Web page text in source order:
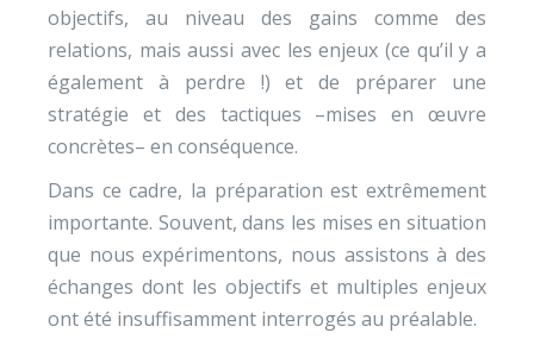
objectifs, au niveau des gains comme des
relations, mais aussi avec les enjeux (ce qu’il y a
également à perdre !) et de préparer une
stratégie et des tactiques –mises en œuvre
concrètes– en conséquence.
Dans ce cadre, la préparation est extrêmement
importante. Souvent, dans les mises en situation
que nous expérimentons, nous assistons à des
échanges dont les objectifs et multiples enjeux
ont été insuffisamment interrogés au préalable.